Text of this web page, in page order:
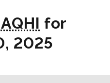
AQHI for
2025